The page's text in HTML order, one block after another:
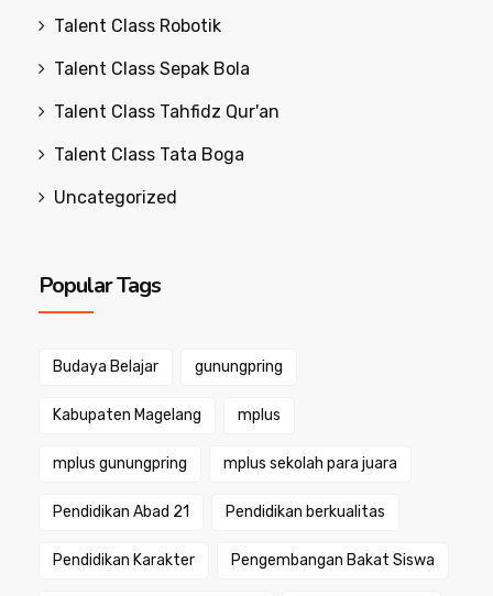
Talent Class Robotik
Talent Class Sepak Bola
Talent Class Tahfidz Qur'an
Talent Class Tata Boga
Uncategorized
Popular Tags
Budaya Belajar gunungpring
Kabupaten Magelang mplus
mplus gunungpring mplus sekolah para juara
Pendidikan Abad 21 Pendidikan berkualitas
Pendidikan Karakter Pengembangan Bakat Siswa